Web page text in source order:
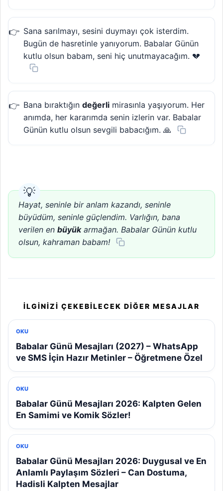
Sana sarılmayı, sesini duymayı çok isterdim.
Bugün de hasretinle yanıyorum. Babalar Günün
kutlu olsun babam, seni hiç unutmayacağım. 💔
Bana bıraktığın değerli mirasınla yaşıyorum. Her
anımda, her kararımda senin izlerin var. Babalar
Günün kutlu olsun sevgili babacığım. 🙏
Hayat, seninle bir anlam kazandı, seninle
büyüdüm, seninle güçlendim. Varlığın, bana
verilen en büyükarmağan. Babalar Günün kutlu
olsun, kahraman babam!
İLGINIZI ÇEKEBILECEK DIĞER MESAJLAR
OKU
Babalar Günü Mesajları (2027) – WhatsApp
ve SMS İçin Hazır Metinler – Öğretmene Özel
OKU
Babalar Günü Mesajları 2026: Kalpten Gelen
En Samimi ve Komik Sözler!
OKU
Babalar Günü Mesajları 2026: Duygusal ve En
Anlamlı Paylaşım Sözleri – Can Dostuma,
Hadisli Kalpten Mesajlar